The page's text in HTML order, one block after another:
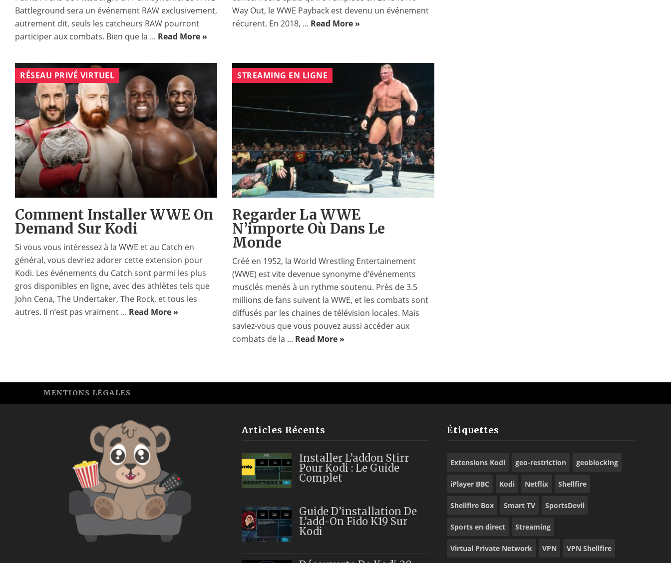
Battleground sera un événement RAW exclusivement,
autrement dit, seuls les catcheurs RAW pourront
participer aux combats. Bien que la ... Read More »
Way Out, le WWE Payback est devenu un événement
récurent. En 2018, ... Read More »
RÉSEAU PRIVÉ VIRTUEL
Comment Installer WWE On
Demand Sur Kodi
Si vous vous intéressez à la WWE et au Catch en
général, vous devriez adorer cette extension pour
Kodi. Les événements du Catch sont parmi les plus
gros disponibles en ligne, avec des athlètes tels que
John Cena, The Undertaker, The Rock, et tous les
autres. Il n’est pas vraiment ... Read More »
STREAMING EN LIGNE
Regarder La WWE
N’importe Où Dans Le
Monde
Créé en 1952, la World Wrestling Entertainement
(WWE) est vite devenue synonyme d’événements
musclés menés à un rythme soutenu. Près de 3.5
millions de fans suivent la WWE, et les combats sont
diffusés par les chaines de télévision locales. Mais
saviez-vous que vous pouvez aussi accéder aux
combats de la ... Read More »
MENTIONS LÉGALES
Articles Récents
Installer L’addon Stirr
Pour Kodi : Le Guide
Complet
Guide D’installation De
L’add-On Fido K19 Sur
Kodi
Étiquettes
Extensions Kodi geo-restriction geoblocking
iPlayer BBC Kodi Netflix Shellfire
Shellfire Box Smart TV SportsDevil
Sports en direct Streaming
Virtual Private Network VPN VPN Shellfire